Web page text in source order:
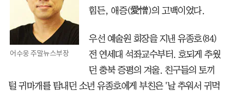
어수웅 주말뉴스부장
힘든, 애증(愛憎)의 고백이었다.
우선 예술원 회장을 지낸 유종호(84)
전 연세대 석좌교수부터. 호되게 추웠
던 충북 증평의 겨울. 친구들의 토끼
털 귀마개를 탐내던 소년 유종호에게 부친은 '날 추워서 귀먹